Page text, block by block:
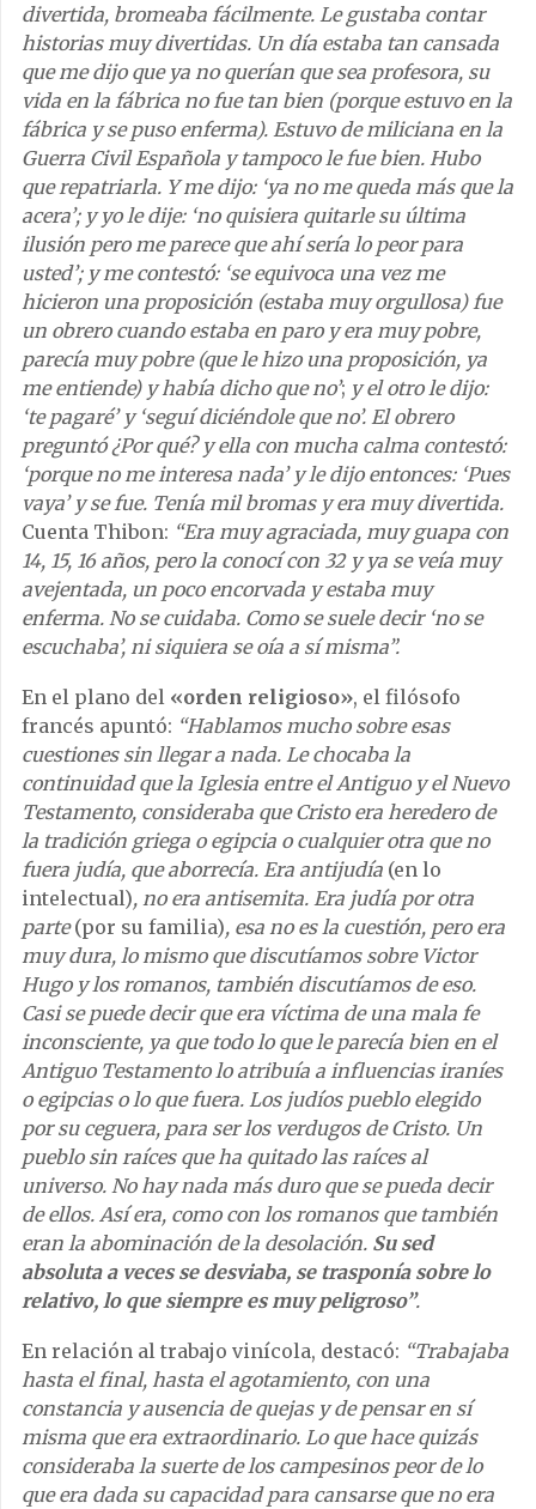
divertida, bromeaba fácilmente. Le gustaba contar
historias muy divertidas. Un día estaba tan cansada
que me dijo que ya no querían que sea profesora, su
vida en la fábrica no fue tan bien (porque estuvo en la
fábrica y se puso enferma). Estuvo de miliciana en la
Guerra Civil Española y tampoco le fue bien. Hubo
que repatriarla. Y me dijo: ‘ya no me queda más que la
acera’; y yo le dije: ‘no quisiera quitarle su última
ilusión pero me parece que ahí sería lo peor para
usted’; y me contestó: ‘se equivoca una vez me
hicieron una proposición (estaba muy orgullosa) fue
un obrero cuando estaba en paro y era muy pobre,
parecía muy pobre (que le hizo una proposición, ya
me entiende) y había dicho que no’; y el otro le dijo:
‘te pagaré’ y ‘seguí diciéndole que no’. El obrero
preguntó ¿Por qué? y ella con mucha calma contestó:
‘porque no me interesa nada’ y le dijo entonces: ‘Pues
vaya’ y se fue. Tenía mil bromas y era muy divertida.
Cuenta Thibon: “Era muy agraciada, muy guapa con
14, 15, 16 años, pero la conocí con 32 y ya se veía muy
avejentada, un poco encorvada y estaba muy
enferma. No se cuidaba. Como se suele decir ‘no se
escuchaba’, ni siquiera se oía a sí misma”.
En el plano del «orden religioso», el filósofo
francés apuntó: “Hablamos mucho sobre esas
cuestiones sin llegar a nada. Le chocaba la
continuidad que la Iglesia entre el Antiguo y el Nuevo
Testamento, consideraba que Cristo era heredero de
la tradición griega o egipcia o cualquier otra que no
fuera judía, que aborrecía. Era antijudía (en lo
intelectual), no era antisemita. Era judía por otra
parte(por su familia), esa no es la cuestión, pero era
muy dura, lo mismo que discutíamos sobre Victor
Hugo y los romanos, también discutíamos de eso.
Casi se puede decir que era víctima de una mala fe
inconsciente, ya que todo lo que le parecía bien en el
Antiguo Testamento lo atribuía a influencias iraníes
o egipcias o lo que fuera. Los judíos pueblo elegido
por su ceguera, para ser los verdugos de Cristo. Un
pueblo sin raíces que ha quitado las raíces al
universo. No hay nada más duro que se pueda decir
de ellos. Así era, como con los romanos que también
eran la abominación de la desolación. Su sed
absoluta a veces se desviaba, se trasponía sobre lo
relativo, lo que siempre es muy peligroso”.
En relación al trabajo vinícola, destacó: “Trabajaba
hasta el final, hasta el agotamiento, con una
constancia y ausencia de quejas y de pensar en sí
misma que era extraordinario. Lo que hace quizás
consideraba la suerte de los campesinos peor de lo
que era dada su capacidad para cansarse que no era